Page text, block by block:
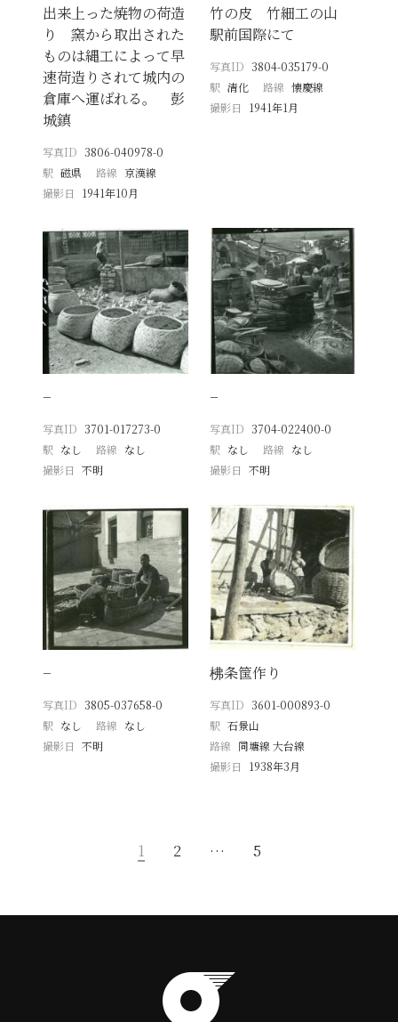
出来上った焼物の荷造
り 窯から取出された
ものは縄工によって早
速荷造りされて城内の
倉庫へ運ばれる。 彭
城鎮
写真ID 3806-040978-0
駅 磁県 路線 京漢線
撮影日
1941年10月
竹の皮 竹細工の山
駅前国際にて
写真ID 3804-035179-0
駅 清化 路線 懐慶線
撮影日
1941年1月
−
写真ID 3701-017273-0
駅 なし 路線 なし
撮影日
不明
−
写真ID 3704-022400-0
駅 なし 路線 なし
撮影日 不明
−
写真ID 3805-037658-0
駅 なし 路線 なし
撮影日
不明
柫条筺作り
写真ID 3601-000893-0
駅 石景山
路線 同塘線 大台線
撮影日
1938年3月
1 2 … 5